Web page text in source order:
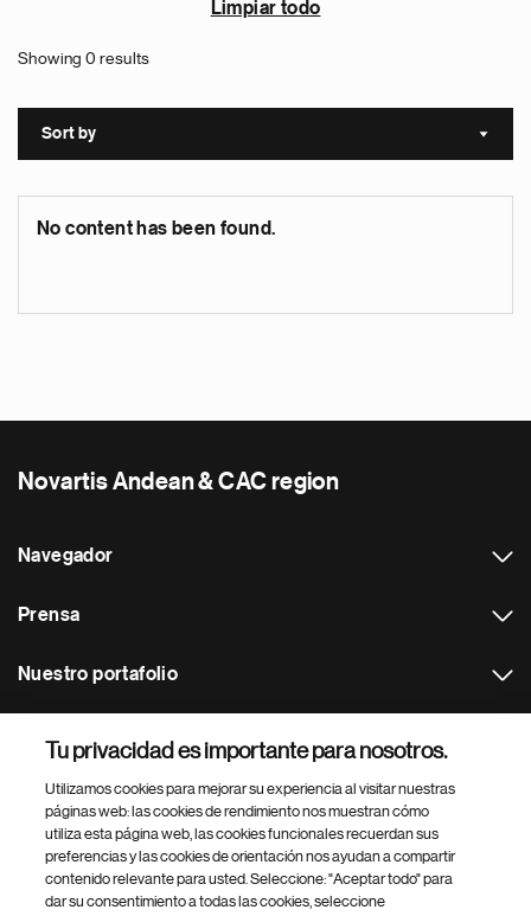
Limpiar todo
Showing 0 results
Sort by Sort
No content has been found.
Novartis Andean & CAC region
Navegador
Prensa
Nuestro portafolio
Footer Site Search
Tu privacidad es importante para nosotros.
Utilizamos cookies para mejorar su experiencia al visitar nuestras
páginas web: las cookies de rendimiento nos muestran cómo
utiliza esta página web, las cookies funcionales recuerdan sus
preferencias y las cookies de orientación nos ayudan a compartir
contenido relevante para usted. Seleccione: "Aceptar todo" para
dar su consentimiento a todas las cookies, seleccione